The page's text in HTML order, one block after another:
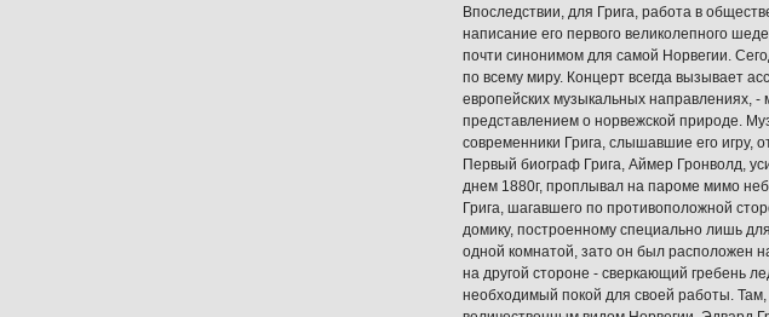
Впоследствии, для Грига, работа в
написание его первого великолепного
почти синонимом для самой Норвегии.
по всему миру. Концерт всегда вызывает
европейских музыкальных направлениях, -
представлением о норвежской природе.
современники Грига, слышавшие его игру,
Первый биограф Грига, Аймер Гронволд,
днем 1880г, проплывал на пароме мимо
Грига, шагавшего по противоположной
домику, построенному специально лишь
одной комнатой, зато он был расположен
на другой стороне - сверкающий гребень
необходимый покой для своей работы.